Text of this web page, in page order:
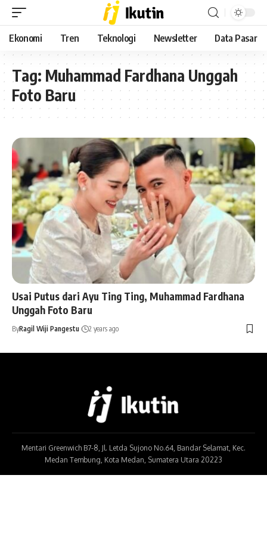
Ekonomi Tren Teknologi Newsletter Data Pasar
Tag: Muhammad Fardhana Unggah
Foto Baru
Usai Putus dari Ayu Ting Ting, Muhammad Fardhana
Unggah Foto Baru
ByRagil Wiji Pangestu 2 years ago
Mentari Greenwich B7-8, Jl. Letda Sujono No.64, Bandar Selamat, Kec.
Medan Tembung, Kota Medan, Sumatera Utara 20223